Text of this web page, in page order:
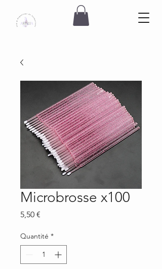
Microbrosse x100
5,50 €
Quantité *